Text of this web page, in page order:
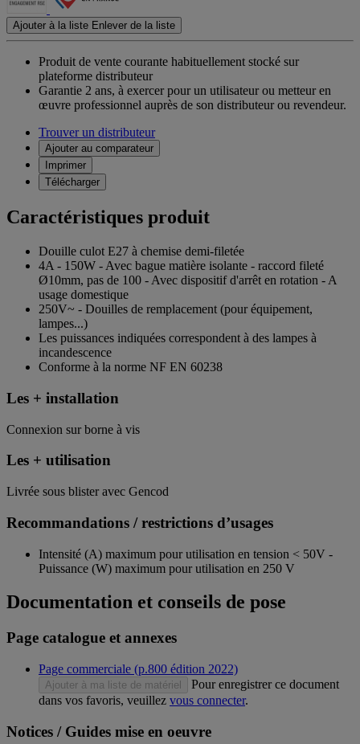
Ajouter à la liste Enlever de la liste
Produit de vente courante habituellement stocké sur
plateforme distributeur
Garantie 2 ans, à exercer pour un utilisateur ou metteur en
œuvre professionnel auprès de son distributeur ou revendeur.
Trouver un distributeur
Ajouter au comparateur
Imprimer
Télécharger
Caractéristiques produit
Douille culot E27 à chemise demi-filetée
4A - 150W - Avec bague matière isolante - raccord fileté
Ø10mm, pas de 100 - Avec dispositif d'arrêt en rotation - A
usage domestique
250V~ - Douilles de remplacement (pour équipement,
lampes...)
Les puissances indiquées correspondent à des lampes à
incandescence
Conforme à la norme NF EN 60238
Les + installation
Connexion sur borne à vis
Les + utilisation
Livrée sous blister avec Gencod
Recommandations / restrictions d’usages
Intensité (A) maximum pour utilisation en tension < 50V -
Puissance (W) maximum pour utilisation en 250 V
Documentation et conseils de pose
Page catalogue et annexes
Page commerciale (p.800 édition 2022)
Ajouter à ma liste de matériel
Pour enregistrer ce document
dans vos favoris, veuillez vous connecter.
Notices / Guides mise en oeuvre